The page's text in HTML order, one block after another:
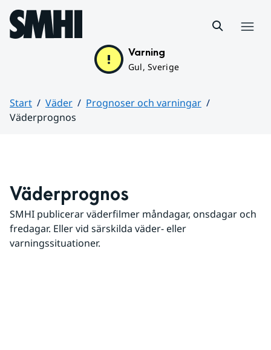
Hoppa till sidans innehåll
Varning
Gul, Sverige
Start Väder
Prognoser och varningar
Väderprognos
Väderprognos
SMHI publicerar väderfilmer måndagar, onsdagar och
fredagar. Eller vid särskilda väder- eller
varningssituationer.